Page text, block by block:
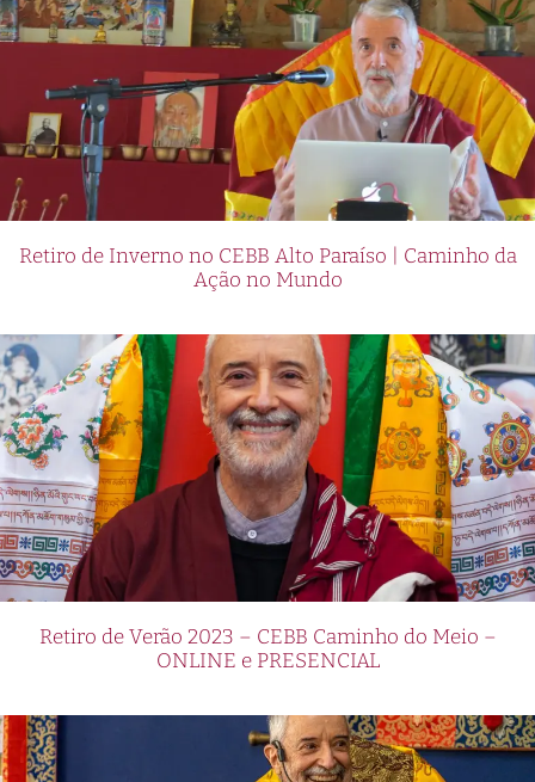
Retiro de Inverno no CEBB Alto Paraíso | Caminho da
Ação no Mundo
Retiro de Verão 2023 – CEBB Caminho do Meio –
ONLINE e PRESENCIAL